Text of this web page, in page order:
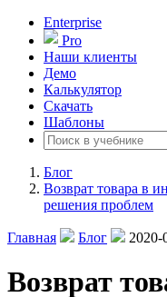
Enterprise
Pro
Наши клиенты
Демо
Калькулятор
Скачать
Шаблоны
Блог
Возврат товара в
решения проблем
Главная Блог 2020-
Возврат